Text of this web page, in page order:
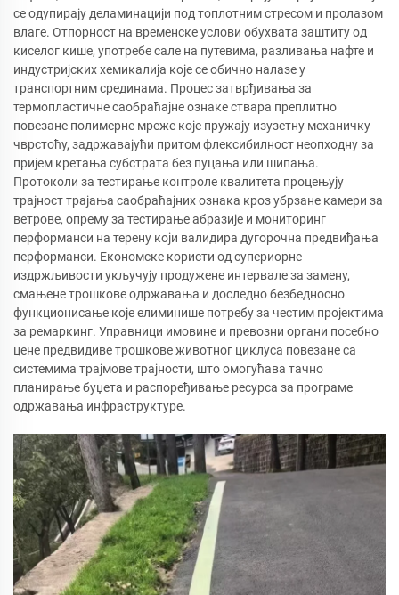
се одупирају деламинацији под топлотним стресом и пролазом
влаге. Отпорност на временске услови обухвата заштиту од
киселог кише, употребе сале на путевима, разливања нафте и
индустријских хемикалија које се обично налазе у
транспортним срединама. Процес затврђивања за
термопластичне саобраћајне ознаке ствара преплитно
повезане полимерне мреже које пружају изузетну механичку
чврстоћу, задржавајући притом флексибилност неопходну за
пријем кретања субстрата без пуцања или шипања.
Протоколи за тестирање контроле квалитета процењују
трајност трајања саобраћајних ознака кроз убрзане камери за
ветрове, опрему за тестирање абразије и мониторинг
перформанси на терену који валидира дугорочна предвиђања
перформанси. Економске користи од супериорне
издржљивости укључују продужене интервале за замену,
смањене трошкове одржавања и доследно безбедносно
функционисање које елиминише потребу за честим пројектима
за ремаркинг. Управници имовине и превозни органи посебно
цене предвидиве трошкове животног циклуса повезане са
системима трајмове трајности, што омогућава тачно
планирање буџета и распоређивање ресурса за програме
одржавања инфраструктуре.